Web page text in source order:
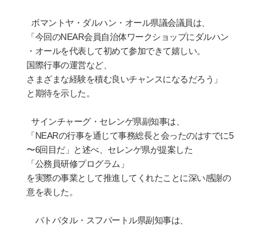
ボマントヤ ・ ダルハン・オール県議会議員は、
「今回のNEAR会 員自治体ワークショップにダルハン
・オールを代表して初めて参加できて嬉しい。
国際行事の運営など、
さまざまな経験を積む良いチャンスになるだろう」
と期待を示した。
サインチャーグ・セレンゲ県副知事は、
「NEARの行事を通じて事務総長と会ったのはすでに5
〜6回目だ」と述べ、セレンゲ県が提案した
「公務員研修プログラム」
を実際の事業として推進してくれたことに深い感謝の
意を表した。
バトバタル・ スフバートル県副知事は、